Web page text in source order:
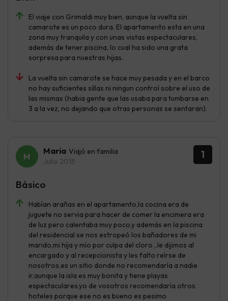
El viaje con Grimaldi muy bien, aunque la vuelta sin
camarote es un poco dura. El apartamento esta en una
zona muy tranquila y con unas vistas espectaculares,
además de tener piscina, lo cual ha sido una grata
sorpresa para nuestras hijas.
La vuelta sin camarote se hace muy pesada y en el barco
no hay suficientes sillas ni ningun control sobre el uso de
las mismas (habia gente que las usaba para tumbarse en
3 a la vez, no dejando que otras personas se sentaran).
1
Maria Viajó en familia
Julio 2015
Habían arañas en el apartamento,la cocina era de
juguete no servia para hacer de comer la encimera era
de luz pero calentaba muy poco,y además en la piscina
del residencial se nos estropeó los bañadores de mi
marido,mi hija y mío por culpa del cloro ,.le dijimos al
encargado y al recepcionista y les falto reírse de
nosotros,es un sitio donde no recomendaría a nadie
ir,aunque la isla es muy bonita y tiene playas
espectaculares,yo de vosotros recomendaría otros
hoteles porque ese no es bueno es pesimo
Básico